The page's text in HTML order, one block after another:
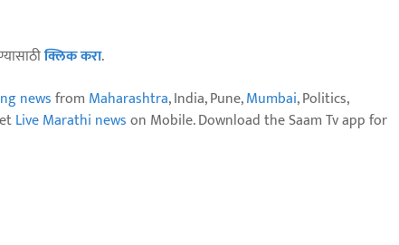
क्लिक करा.
newsfrom Maharashtra, India, Pune,Mumbai, Politics,
Live Marathi newson Mobile. Download the Saam Tv app for